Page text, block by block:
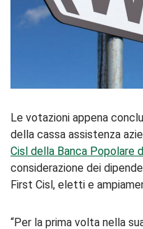
Le votazioni appena
della cassa assistenza
Cisl della Banca Popolare
considerazione dei
First Cisl, eletti e
“Per la prima volta nella